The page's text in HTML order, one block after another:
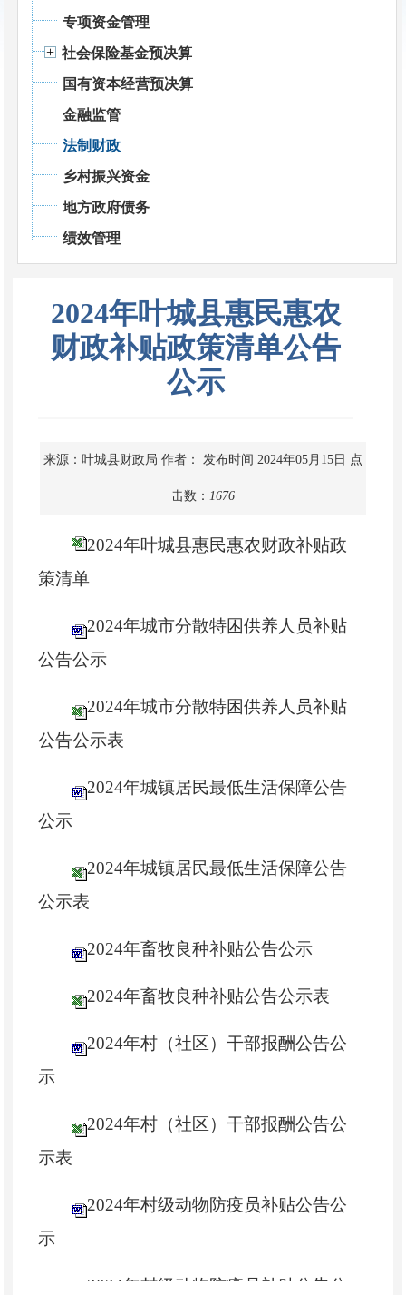
专项资金管理
社会保险基金预决算
国有资本经营预决算
金融监管
法制财政
乡村振兴资金
地方政府债务
绩效管理
2024年叶城县惠民惠农
财政补贴政策清单公告
公示
来源：叶城县财政局 作者： 发布时间 2024年05月15日 点
击数： 1676
2024年叶城县惠民惠农财政补贴政
策清单
2024年城市分散特困供养人员补贴
公告公示
2024年城市分散特困供养人员补贴
公告公示表
2024年城镇居民最低生活保障公告
公示
2024年城镇居民最低生活保障公告
公示表
2024年畜牧良种补贴公告公示
2024年畜牧良种补贴公告公示表
2024年村（社区）干部报酬公告公
示
2024年村（社区）干部报酬公告公
示表
2024年村级动物防疫员补贴公告公
示
2024年村级动物防疫员补贴公告公